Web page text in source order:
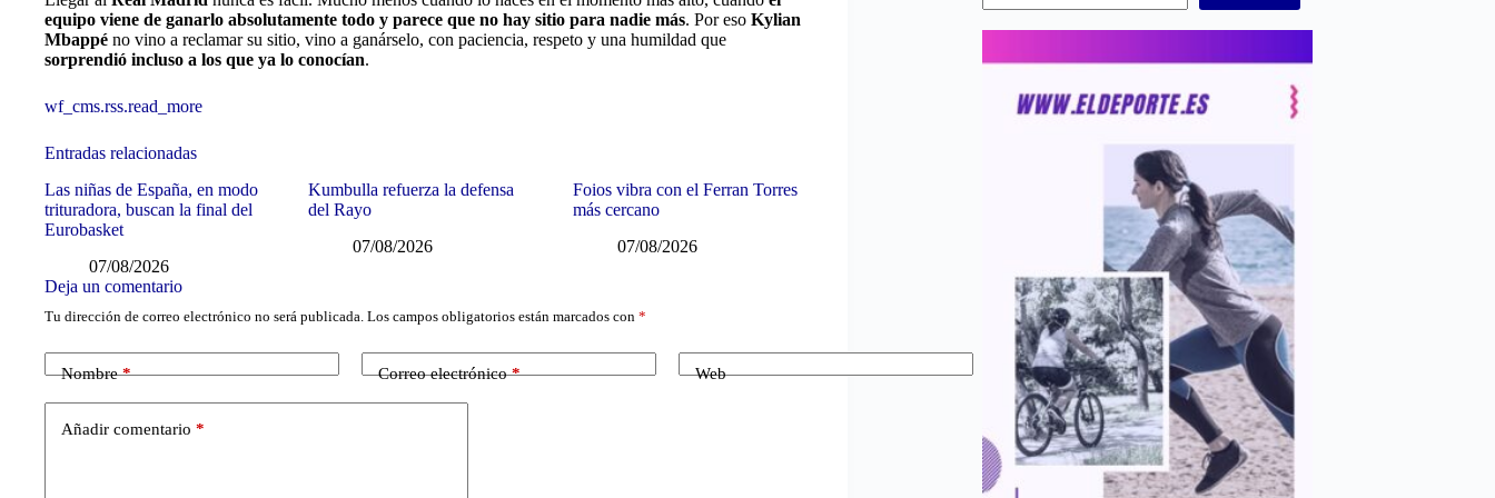
equipo viene de ganarlo absolutamente todo y parece que no hay sitio para nadie más. Por eso Kylian
Mbappé no vino a reclamar su sitio, vino a ganárselo, con paciencia, respeto y una humildad que
sorprendió incluso a los que ya lo conocían.
wf_cms.rss.read_more
Entradas relacionadas
Las niñas de España, en modo
trituradora, buscan la final del
Eurobasket
07/08/2026
Kumbulla refuerza la defensa
del Rayo
07/08/2026
Foios vibra con el Ferran Torres
más cercano
07/08/2026
Deja un comentario
Tu dirección de correo electrónico no será publicada. Los campos obligatorios están marcados con *
Nombre* Correo electrónico* Web
Añadir comentario *